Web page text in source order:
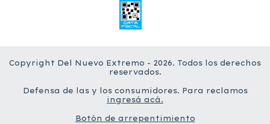
Copyright Del Nuevo Extremo - 2026. Todos los derechos
reservados.
Defensa de las y los consumidores. Para reclamos
ingresá acá.
Botón de arrepentimiento